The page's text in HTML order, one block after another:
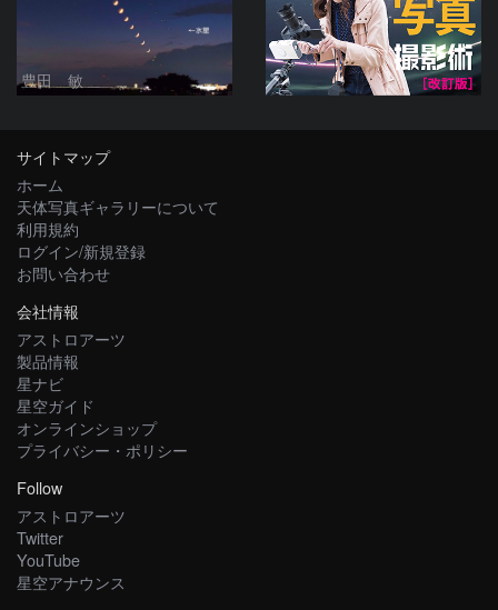
豊田 敏
サイトマップ
ホーム
天体写真ギャラリーについて
利用規約
ログイン/新規登録
お問い合わせ
会社情報
アストロアーツ
製品情報
星ナビ
星空ガイド
オンラインショップ
プライバシー・ポリシー
Follow
アストロアーツ
Twitter
YouTube
星空アナウンス